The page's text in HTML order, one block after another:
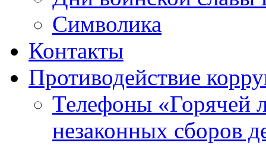
Символика
Контакты
Противодействие
Телефоны «Горячей
незаконных сборов